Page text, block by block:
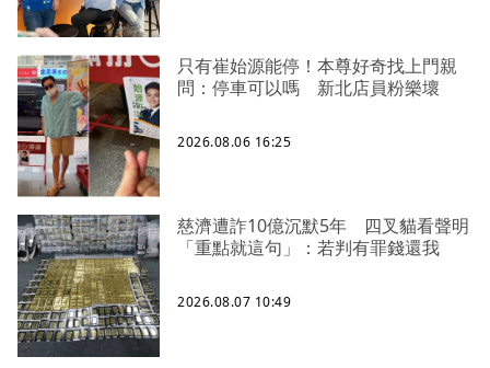
只有崔始源能停！本尊好奇找上門親
問：停車可以嗎 新北店員粉樂壞
2026.08.06 16:25
慈濟遭詐10億沉默5年 四叉貓看聲明
「重點就這句」：若判有罪錢還我
2026.08.07 10:49